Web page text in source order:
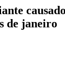
de janeiro